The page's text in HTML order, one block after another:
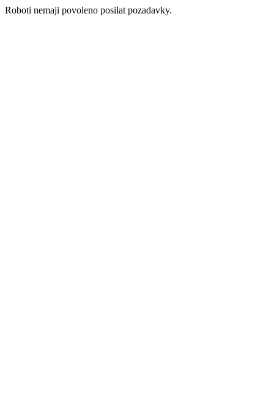
Roboti nemaji povoleno posilat pozadavky.